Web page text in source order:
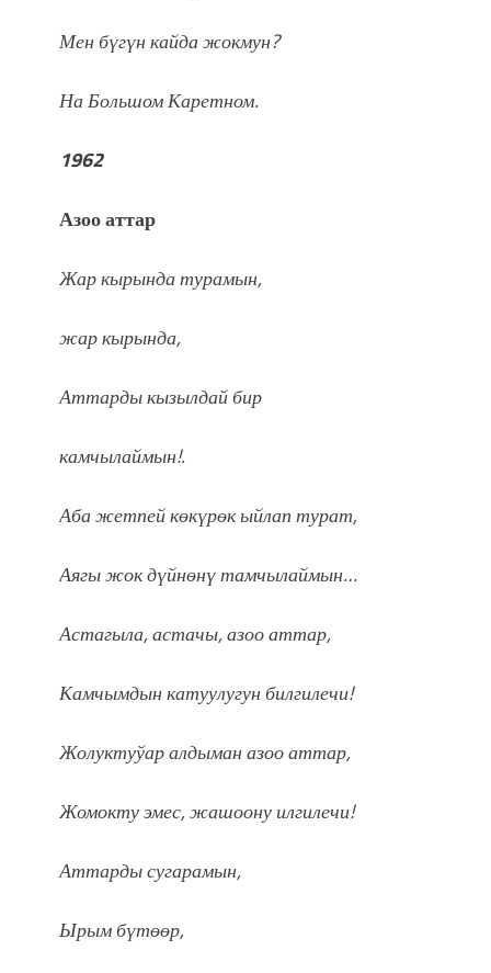
Мен бүгүн кайда жокмун?
На Большом Каретном.
1962
Азоо аттар
Жар кырында турамын,
жар кырында,
Аттарды кызылдай бир
камчылаймын!.
Аба жетпей көкүрөк ыйлап турат,
Аягы жок дүйнөнү тамчылаймын…
Астагыла, астачы, азоо аттар,
Камчымдын катуулугун билгилечи!
Жолуктуўар алдыман азоо аттар,
Жомокту эмес, жашоону илгилечи!
Аттарды сугарамын,
Ырым бүтөөр,